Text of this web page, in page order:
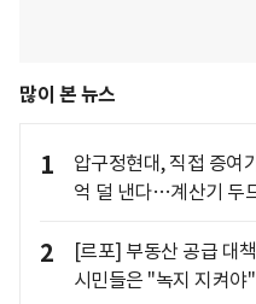
많이 본 뉴스
1
압구정현대, 직접 증여
억 덜 낸다…계산기 두
2
[르포] 부동산 공급 대
시민들은 "녹지 지켜야"